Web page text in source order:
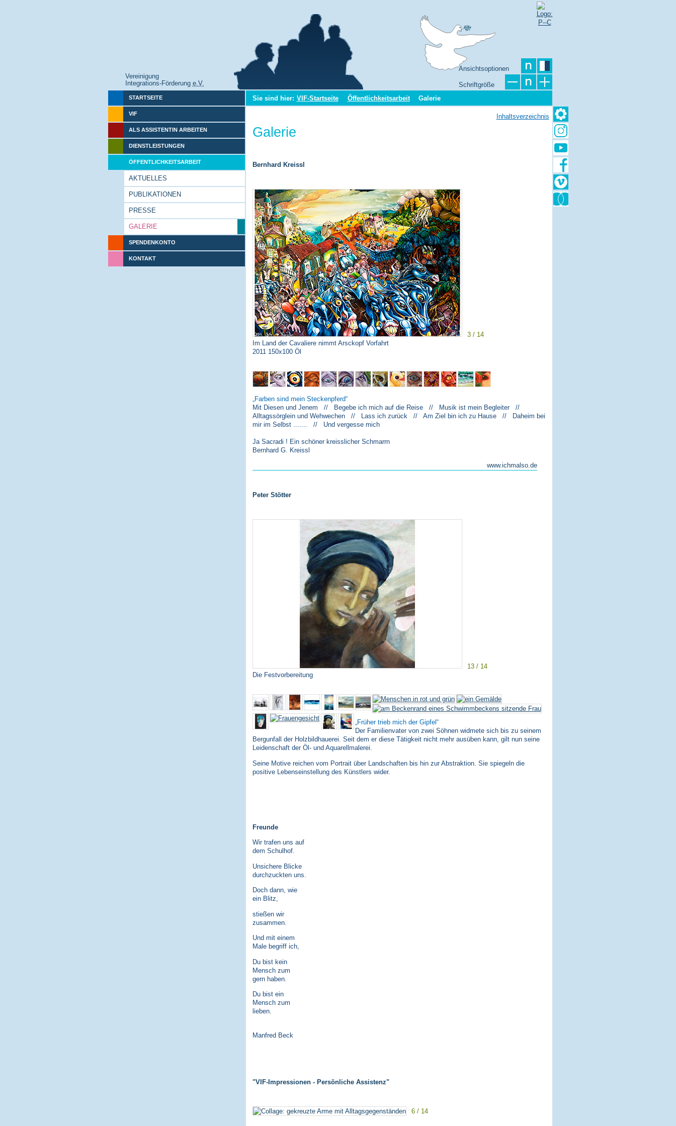
Vereinigung
Integrations-Förderung e.V.
Ansichtsoptionen
Schriftgröße
STARTSEITE
VIF
ALS ASSISTENTIN ARBEITEN
DIENSTLEISTUNGEN
ÖFFENTLICHKEITSARBEIT
AKTUELLES
PUBLIKATIONEN
PRESSE
GALERIE
SPENDENKONTO
KONTAKT
Sie sind hier: VIF-Startseite Öffentlichkeitsarbeit Galerie
Inhaltsverzeichnis
Galerie
Bernhard Kreissl
3 / 14
Im Land der Cavaliere nimmt Arsckopf Vorfahrt
2011 150x100 Öl
Farben sind mein Steckenpferd
Mit Diesen und Jenem // Begebe ich mich auf die Reise // Musik ist mein Begleiter //
Alltagssörglein und Wehwechen // Lass ich zurück // Am Ziel bin ich zu Hause // Daheim bei
mir im Selbst ....... // Und vergesse mich
Ja Sacradi ! Ein schöner kreisslicher Schmarrn
Bernhard G. Kreissl
www.ichmalso.de
Peter Stötter
13 / 14
Die Festvorbereitung
Früher trieb mich der Gipfel
Der Familienvater von zwei Söhnen widmete sich bis zu seinem
Bergunfall der Holzbildhauerei. Seit dem er diese Tätigkeit nicht mehr ausüben kann, gilt nun seine
Leidenschaft der Öl- und Aquarellmalerei.
Seine Motive reichen vom Portrait über Landschaften bis hin zur Abstraktion. Sie spiegeln die
positive Lebenseinstellung des Künstlers wider.
Freunde
Wir trafen uns auf
dem Schulhof.
Unsichere Blicke
durchzuckten uns.
Doch dann, wie
ein Blitz,
stießen wir
zusammen.
Und mit einem
Male begriff ich,
Du bist kein
Mensch zum
gern haben.
Du bist ein
Mensch zum
lieben.
Manfred Beck
"VIF-Impressionen - Persönliche Assistenz"
6 / 14